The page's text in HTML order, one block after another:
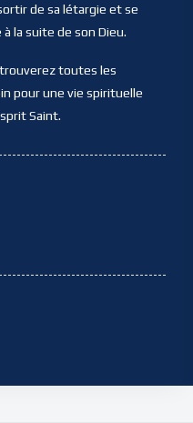
de sa létargie et se
la suite de son Dieu.
toutes les
pour une vie spirituelle
Saint.